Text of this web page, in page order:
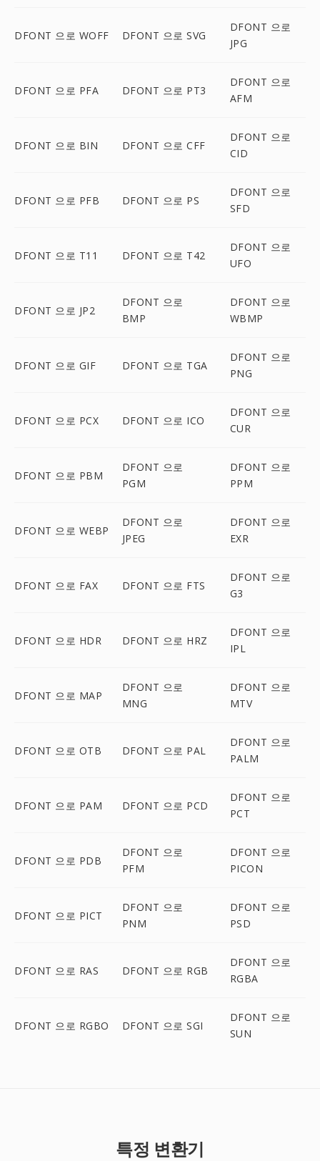
DFONT 으로 WOFF DFONT 으로 SVG
DFONT 으로
JPG
DFONT 으로 PFA DFONT 으로 PT3
DFONT 으로
AFM
DFONT 으로 BIN DFONT 으로 CFF
DFONT 으로
CID
DFONT 으로 PFB DFONT 으로 PS
DFONT 으로
SFD
DFONT 으로 T11 DFONT 으로 T42
DFONT 으로
UFO
DFONT 으로 JP2
DFONT 으로
BMP
DFONT 으로
WBMP
DFONT 으로 GIF DFONT 으로 TGA
DFONT 으로
PNG
DFONT 으로 PCX DFONT 으로 ICO
DFONT 으로
CUR
DFONT 으로 PBM
DFONT 으로
PGM
DFONT 으로
PPM
DFONT 으로 WEBP
DFONT 으로
JPEG
DFONT 으로
EXR
DFONT 으로 FAX DFONT 으로 FTS
DFONT 으로
G3
DFONT 으로 HDR DFONT 으로 HRZ
DFONT 으로
IPL
DFONT 으로 MAP
DFONT 으로
MNG
DFONT 으로
MTV
DFONT 으로 OTB DFONT 으로 PAL
DFONT 으로
PALM
DFONT 으로 PAM DFONT 으로 PCD
DFONT 으로
PCT
DFONT 으로 PDB
DFONT 으로
PFM
DFONT 으로
PICON
DFONT 으로 PICT
DFONT 으로
PNM
DFONT 으로
PSD
DFONT 으로 RAS DFONT 으로 RGB
DFONT 으로
RGBA
DFONT 으로 RGBO DFONT 으로 SGI
DFONT 으로
SUN
특정 변환기